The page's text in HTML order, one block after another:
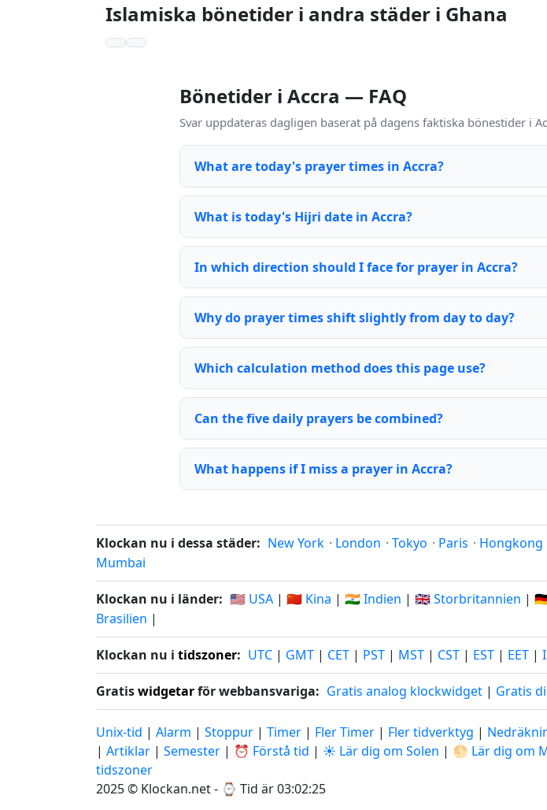
Islamiska bönetider i andra städer i Ghana
Bönetider i Accra — FAQ
Svar uppdateras dagligen baserat på dagens faktiska bönestider i
What are today's prayer times in Accra?
What is today's Hijri date in Accra?
In which direction should I face for prayer in Accra?
Why do prayer times shift slightly from day to day?
Which calculation method does this page use?
Can the five daily prayers be combined?
What happens if I miss a prayer in Accra?
Klockan nu i dessa städer: New York · London · Tokyo · Paris · Hongkong
Mumbai
Klockan nu i länder: 🇺🇸 USA | 🇨🇳 Kina | 🇮🇳 Indien | 🇬🇧 Storbritannien |
Brasilien |
Klockan nu i tidszoner: UTC | GMT | CET | PST | MST | CST | EST | EET |
Gratiswidgetarför webbansvariga: Gratis analog klockwidget | Gratis
Unix-tid | Alarm | Stoppur | Timer | Fler Timer | Fler tidverktyg |
| Artiklar | Semester | ⏰ Förstå tid | ☀️ Lär dig om Solen | 🌕 Lär dig om
tidszoner
2025 © Klockan.net - ⌚ Tid är 03:02:26